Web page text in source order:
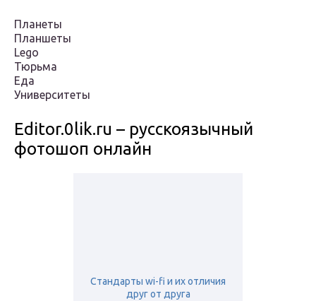
Планеты
Планшеты
Lego
Тюрьма
Еда
Университеты
Editor.0lik.ru – русскоязычный
фотошоп онлайн
Стандарты wi-fi и их отличия
друг от друга